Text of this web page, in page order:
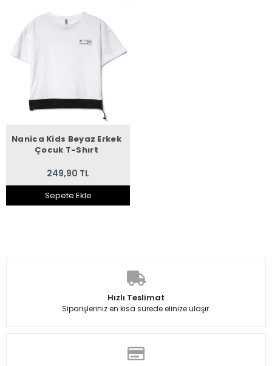
Nanica Kids Beyaz Erkek
Çocuk T-Shırt
249,90 TL
Sepete Ekle
Hızlı Teslimat
Siparişleriniz en kısa sürede elinize ulaşır.